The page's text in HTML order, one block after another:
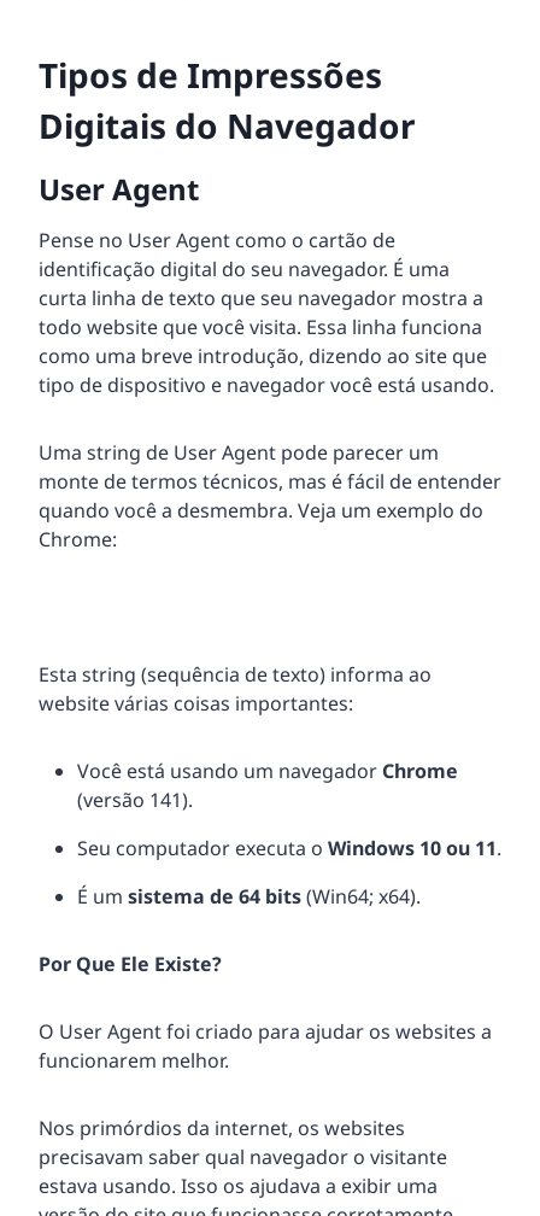
Tipos de Impressões
Digitais do Navegador
User Agent
Pense no User Agent como o cartão de
identificação digital do seu navegador. É uma
curta linha de texto que seu navegador mostra a
todo website que você visita. Essa linha funciona
como uma breve introdução, dizendo ao site que
tipo de dispositivo e navegador você está usando.
Uma string de User Agent pode parecer um
monte de termos técnicos, mas é fácil de entender
quando você a desmembra. Veja um exemplo do
Chrome:
Esta string (sequência de texto) informa ao
website várias coisas importantes:
Você está usando um navegador Chrome
(versão 141).
Seu computador executa o Windows 10 ou 11.
É um sistema de 64 bits(Win64; x64).
Por Que Ele Existe?
O User Agent foi criado para ajudar os websites a
funcionarem melhor.
Nos primórdios da internet, os websites
precisavam saber qual navegador o visitante
estava usando. Isso os ajudava a exibir uma